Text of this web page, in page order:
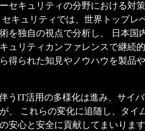
セキュリティの分野における対
キュリティでは、世界トップレ
を独自の視点で分析し、 日本国
ュリティカンファレンスで継続
得られた知見やノウハウを製品
うIT活用の多様化は進み、サイ
、 これらの変化に追随し、タイ
安心と安全に貢献してまいります